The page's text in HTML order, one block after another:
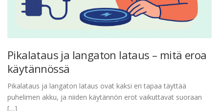
Pikalataus ja langaton lataus – mitä eroa
käytännössä
Pikalataus ja langaton lataus ovat kaksi eri tapaa täyttää
puhelimen akku, ja niiden käytännön erot vaikuttavat suoraan
[…]